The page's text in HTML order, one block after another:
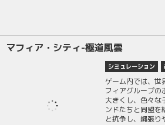
マフィア・シティ-極道風雲
シミュレーション
ゲーム内では、世
フィアグループの
大きくし、色々な
ンドたちと同盟
と抗争し、縄張り